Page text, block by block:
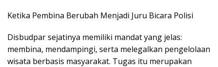
Ketika Pembina Berubah Menjadi Juru Bicara Polisi
Disbudpar sejatinya memiliki mandat yang jelas:
membina, mendampingi, serta melegalkan pengelolaan
wisata berbasis masyarakat. Tugas itu merupakan